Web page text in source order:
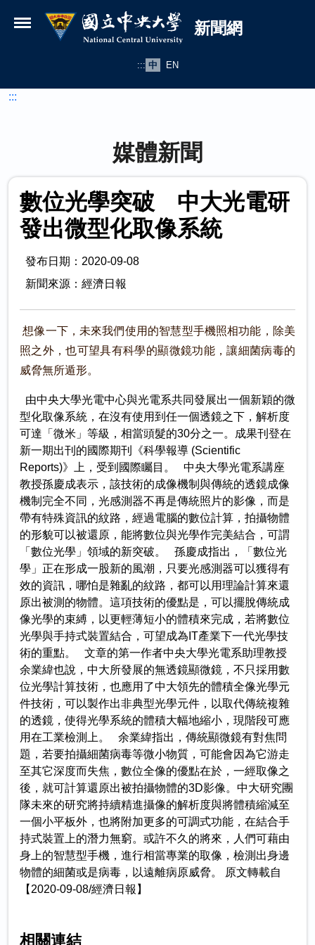
國立中央大學新聞網
新聞網
::: 中 EN
:::
媒體新聞
數位光學突破 中大光電研
發出微型化取像系統
發布日期：2020-09-08
新聞來源：經濟日報
想像一下，未來我們使用的智慧型手機照相功能，除美
照之外，也可望具有科學的顯微鏡功能，讓細菌病毒的
威脅無所遁形。
由中央大學光電中心與光電系共同發展出一個新穎的微
型化取像系統，在沒有使用到任一個透鏡之下，解析度
可達「微米」等級，相當頭髮的30分之一。成果刊登在
新一期出刊的國際期刊《科學報導 (Scientific
Reports)》上，受到國際矚目。 中央大學光電系講座
教授孫慶成表示，該技術的成像機制與傳統的透鏡成像
機制完全不同，光感測器不再是傳統照片的影像，而是
帶有特殊資訊的紋路，經過電腦的數位計算，拍攝物體
的形貌可以被還原，能將數位與光學作完美結合，可謂
「數位光學」領域的新突破。 孫慶成指出，「數位光
學」正在形成一股新的風潮，只要光感測器可以獲得有
效的資訊，哪怕是雜亂的紋路，都可以用理論計算來還
原出被測的物體。這項技術的優點是，可以擺脫傳統成
像光學的束縛，以更輕薄短小的體積來完成，若將數位
光學與手持式裝置結合，可望成為IT產業下一代光學技
術的重點。 文章的第一作者中央大學光電系助理教授
余業緯也說，中大所發展的無透鏡顯微鏡，不只採用數
位光學計算技術，也應用了中大領先的體積全像光學元
件技術，可以製作出非典型光學元件，以取代傳統複雜
的透鏡，使得光學系統的體積大幅地縮小，現階段可應
用在工業檢測上。 余業緯指出，傳統顯微鏡有對焦問
題，若要拍攝細菌病毒等微小物質，可能會因為它游走
至其它深度而失焦，數位全像的優點在於，一經取像之
後，就可計算還原出被拍攝物體的3D影像。中大研究團
隊未來的研究將持續精進攝像的解析度與將體積縮減至
一個小平板外，也將附加更多的可調式功能，在結合手
持式裝置上的潛力無窮。或許不久的將來，人們可藉由
身上的智慧型手機，進行相當專業的取像，檢測出身邊
物體的細菌或是病毒，以遠離病原威脅。 原文轉載自
【2020-09-08/經濟日報】
相關連結